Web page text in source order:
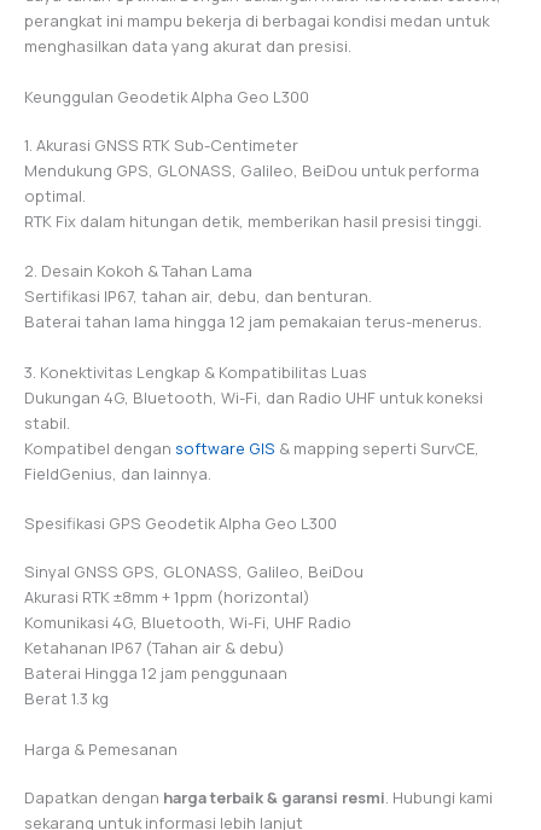
perangkat ini mampu bekerja di berbagai kondisi medan untuk
menghasilkan data yang akurat dan presisi.
Keunggulan Geodetik Alpha Geo L300
1. Akurasi GNSS RTK Sub-Centimeter
Mendukung GPS, GLONASS, Galileo, BeiDou untuk performa
optimal.
RTK Fix dalam hitungan detik, memberikan hasil presisi tinggi.
2. Desain Kokoh & Tahan Lama
Sertifikasi IP67, tahan air, debu, dan benturan.
Baterai tahan lama hingga 12 jam pemakaian terus-menerus.
3. Konektivitas Lengkap & Kompatibilitas Luas
Dukungan 4G, Bluetooth, Wi-Fi, dan Radio UHF untuk koneksi
stabil.
Kompatibel dengan software GIS & mapping seperti SurvCE,
FieldGenius, dan lainnya.
Spesifikasi GPS Geodetik Alpha Geo L300
Sinyal GNSS GPS, GLONASS, Galileo, BeiDou
Akurasi RTK ±8mm + 1ppm (horizontal)
Komunikasi 4G, Bluetooth, Wi-Fi, UHF Radio
Ketahanan IP67 (Tahan air & debu)
Baterai Hingga 12 jam penggunaan
Berat 1.3 kg
Harga & Pemesanan
Dapatkan dengan harga terbaik & garansi resmi. Hubungi kami
sekarang untuk informasi lebih lanjut